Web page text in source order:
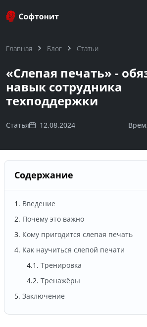
Главная Блог Статьи
«Слепая печать» -
навык сотрудника
техподдержки
Статья 12.08.2024
Содержание
Введение
Почему это важно
Кому пригодится слепая печать
Как научиться слепой печати
Тренировка
Тренажёры
Заключение